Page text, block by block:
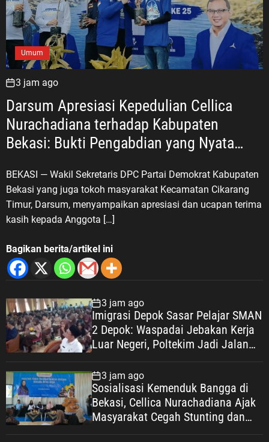
Umum
3 jam ago
Darsum Apresiasi Kepedulian Cellica
Nurachadiana terhadap Kabupaten
Bekasi: Bukti Pengabdian yang Nyata
BEKASI — Wakil Sekretaris DPC Partai Demokrat Kabupaten
Bekasi yang juga tokoh masyarakat Kecamatan Cikarang
Timur, Darsum, menyampaikan apresiasi dan ucapan terima
kasih kepada Anggota […]
Bagikan berita/artikel ini
3 jam ago
Imigrasi Depok Sasar Pelajar SMAN
2 Depok: Waspadai Jebakan Kerja
Luar Negeri, Poltekim Jadi Jalan
3 jam ago
Sosialisasi Kemenduk Bangga di
Bekasi, Cellica Nurachadiana Ajak
Masyarakat Cegah Stunting dan